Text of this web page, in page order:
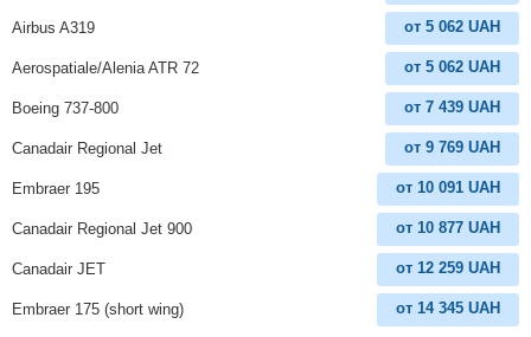
Airbus A319 от 5 062 UAH
Aerospatiale/Alenia ATR 72 от 5 062 UAH
Boeing 737-800 от 7 439 UAH
Canadair Regional Jet от 9 769 UAH
Embraer 195 от 10 091 UAH
Canadair Regional Jet 900 от 10 877 UAH
Canadair JET от 12 259 UAH
Embraer 175 (short wing) от 14 345 UAH